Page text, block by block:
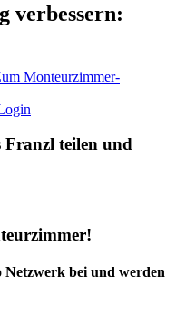
verbessern:
Monteurzimmer-
Franzl teilen und
Netzwerk bei und werden